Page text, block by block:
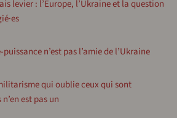
levier : l’Europe, l’Ukraine et la question
puissance n’est pas l’amie de l’Ukraine
qui oublie ceux qui sont
est pas un